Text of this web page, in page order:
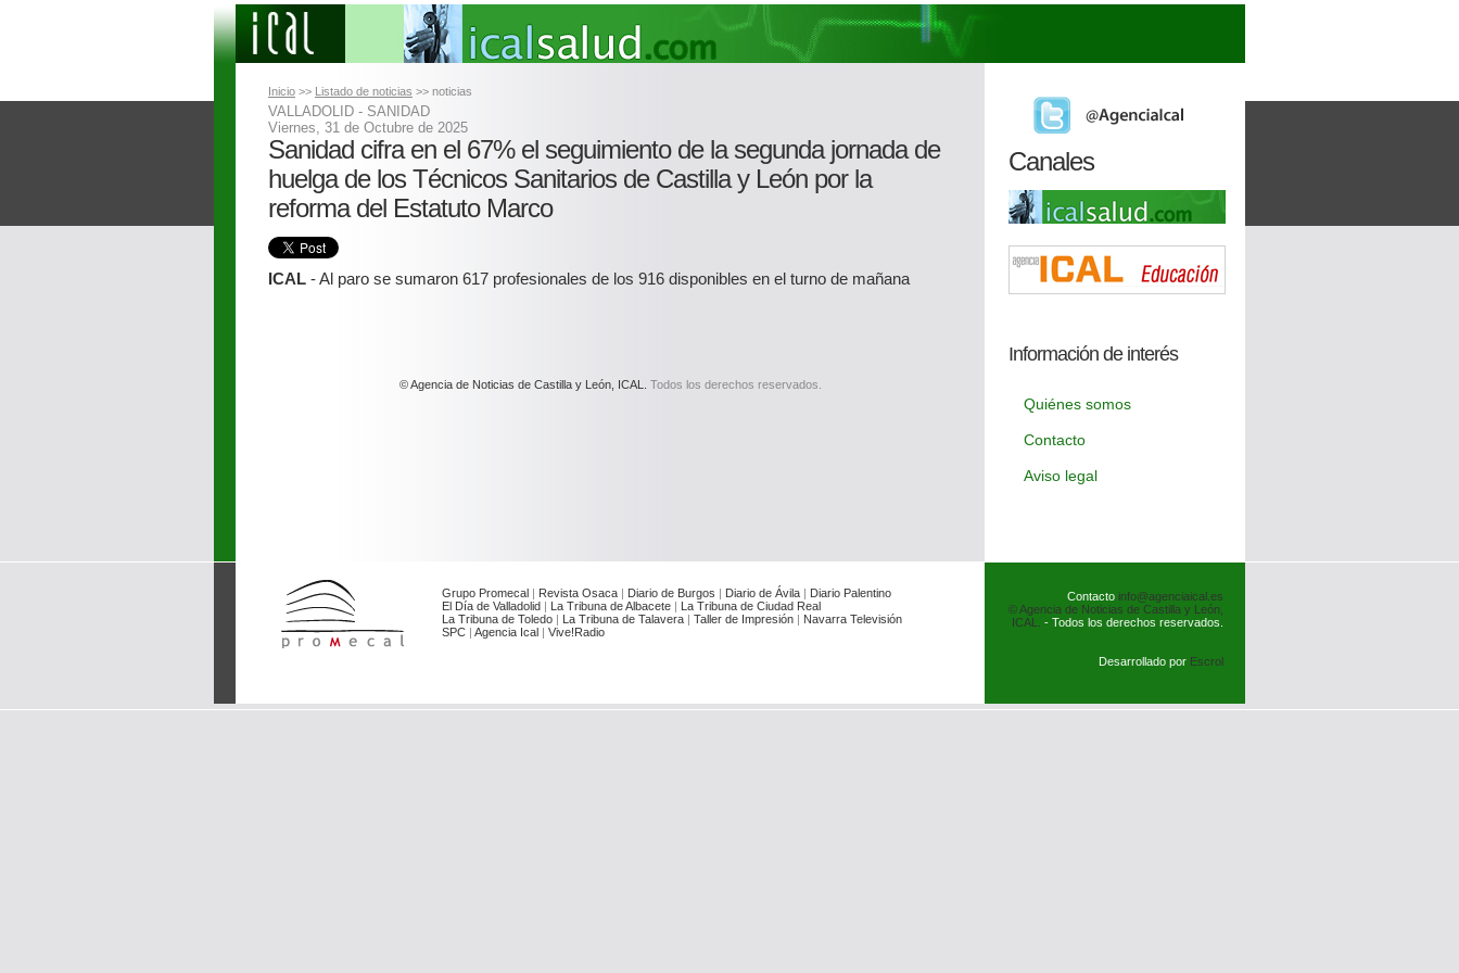
Inicio >> Listado de noticias >> noticias
VALLADOLID - SANIDAD
Viernes, 31 de Octubre de 2025
Sanidad cifra en el 67% el seguimiento de la segunda jornada de
huelga de los Técnicos Sanitarios de Castilla y León por la
reforma del Estatuto Marco
ICAL - Al paro se sumaron 617 profesionales de los 916 disponibles en el turno de mañana
© Agencia de Noticias de Castilla y León, ICAL. Todos los derechos reservados.
Canales
Información de interés
Quiénes somos
Contacto
Aviso legal
Grupo Promecal | Revista Osaca | Diario de Burgos | Diario de Ávila | Diario Palentino
El Día de Valladolid | La Tribuna de Albacete | La Tribuna de Ciudad Real
La Tribuna de Toledo | La Tribuna de Talavera | Taller de Impresión | Navarra Televisión
SPC | Agencia Ical | Vive!Radio
Contacto info@agenciaical.es
© Agencia de Noticias de Castilla y León,
ICAL.
- Todos los derechos reservados.
Desarrollado por Escrol